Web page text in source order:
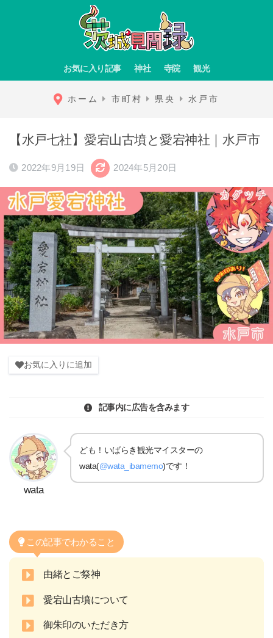
お気に入り記事 神社 寺院 観光
ホーム 市町村 県央 水戸市
【水戸七社】愛宕山古墳と愛宕神社｜水戸市
2022年9月19日 2024年5月20日
お気に入りに追加
記事内に広告を含みます
wata
ども！いばらき観光マイスターの
wata(@wata_ibamemo)です！
この記事でわかること
由緒とご祭神
愛宕山古墳について
御朱印のいただき方